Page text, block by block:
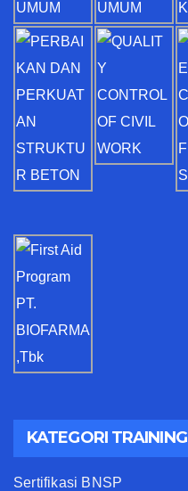
KATEGORI TRAINING
Sertifikasi BNSP